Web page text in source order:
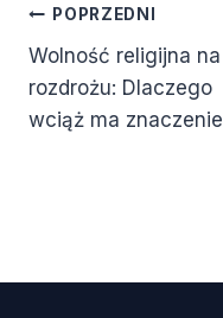
Nawigacja
wpisu
POPRZEDNI
Wolność religijna na
rozdrożu: Dlaczego
wciąż ma znaczenie